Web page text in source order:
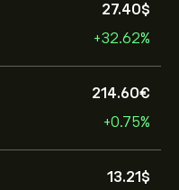
27.40‎$‎
+32.62%
214.60‎€‎
+0.75%
13.21‎$‎